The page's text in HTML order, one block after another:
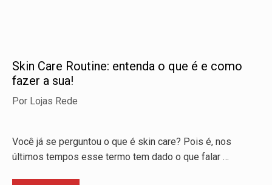
Skin Care Routine: entenda o que é e como
fazer a sua!
Por Lojas Rede
Você já se perguntou o que é skin care? Pois é, nos
últimos tempos esse termo tem dado o que falar …